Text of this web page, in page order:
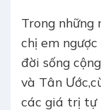
Trong những
chị em
đời sống
và Tân
các giá trị tự